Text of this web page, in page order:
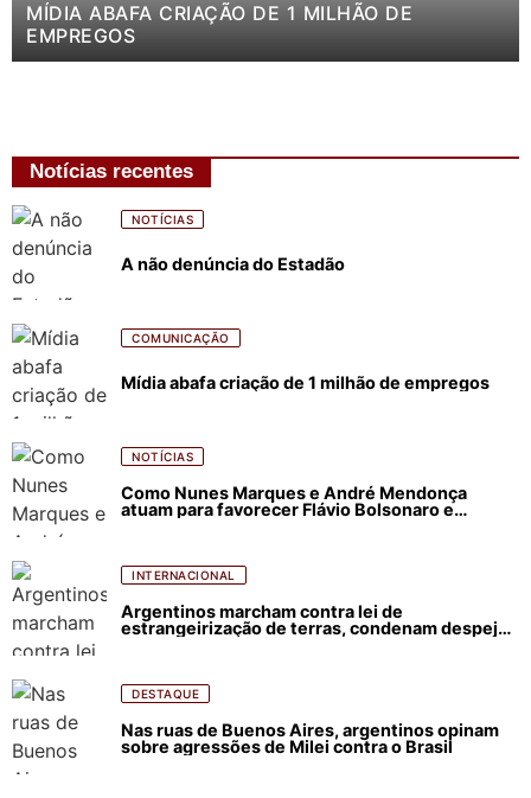
MÍDIA ABAFA CRIAÇÃO DE 1 MILHÃO DE
EMPREGOS
Notícias recentes
NOTÍCIAS
A não denúncia do Estadão
COMUNICAÇÃO
Mídia abafa criação de 1 milhão de empregos
NOTÍCIAS
Como Nunes Marques e André Mendonça
atuam para favorecer Flávio Bolsonaro e
INTERNACIONAL
Argentinos marcham contra lei de
estrangeirização de terras, condenam despejos
DESTAQUE
Nas ruas de Buenos Aires, argentinos opinam
sobre agressões de Milei contra o Brasil